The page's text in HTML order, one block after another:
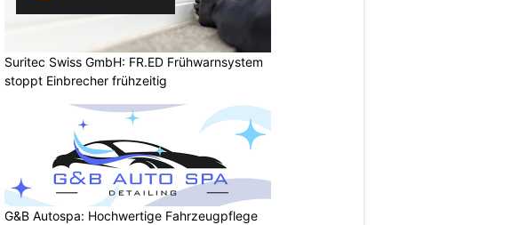
Suritec Swiss GmbH: FR.ED Frühwarnsystem
stoppt Einbrecher frühzeitig
G&B Autospa: Hochwertige Fahrzeugpflege